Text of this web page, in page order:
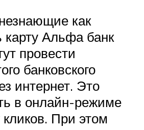
как
карту Альфа банк
провести
банковского
интернет. Это
в онлайн-режиме
кликов. При этом